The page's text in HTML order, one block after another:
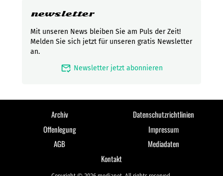
newsletter
Mit unseren News bleiben Sie am Puls der Zeit!
Melden Sie sich jetzt für unseren gratis Newsletter
an.
mark_email_read Newsletter jetzt abonnieren
Archiv
Datenschutzrichtlinien
Offenlegung
Impressum
AGB
Mediadaten
Kontakt